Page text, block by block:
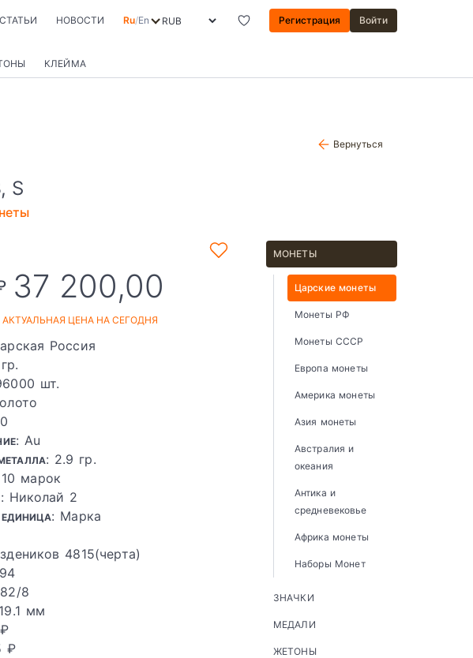
СТАТЬИ НОВОСТИ Ru/En Регистрация Войти
КЛЕЙМА
Вернуться
S
37 200,00
АКТУАЛЬНАЯ ЦЕНА НА СЕГОДНЯ
Россия
шт.
: Au
: 2.9 гр.
марок
: Николай 2
: Марка
4815(черта)
8
мм
₽
МОНЕТЫ
Царские монеты
Монеты РФ
Монеты СССР
Европа монеты
Америка монеты
Азия монеты
Австралия и
океания
Антика и
средневековье
Африка монеты
Наборы Монет
ЗНАЧКИ
МЕДАЛИ
ЖЕТОНЫ